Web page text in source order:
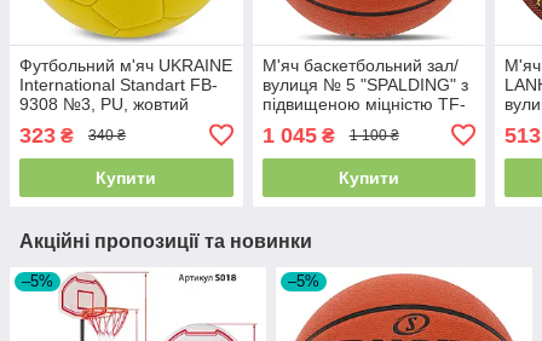
Футбольний м'яч UKRAINE
International Standart FB-
9308 №3, PU, жовтий
323 ₴ 340 ₴
Купити
М'яч баскетбольний зал/
вулиця № 5 "SPALDING" з
підвищеною міцністю TF-
150, VARSITY, оранжевий,
84421Y5
1 045₴ 1 100 ₴
Купити
М'яч
513
Акційні пропозиції та новинки
–5% –5%